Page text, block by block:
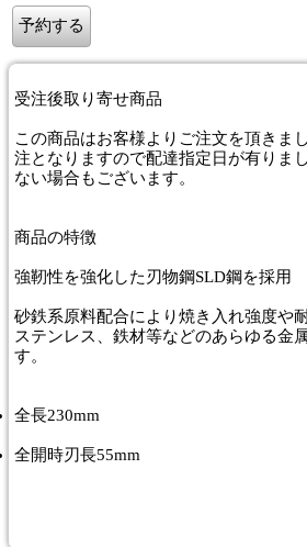
受注後取り寄せ商品
この商品はお客様よりご注文を頂きま
注となりますので配達指定日が有りま
ない場合もございます。
商品の特徴
強靭性を強化した刃物鋼SLD鋼を採用
砂鉄系原料配合により焼き入れ強度や
ステンレス、鉄材等などのあらゆる金
す。
全長230mm
全開時刃長55mm